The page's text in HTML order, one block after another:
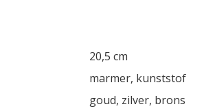
20,5 cm
marmer, kunststof
goud, zilver, brons